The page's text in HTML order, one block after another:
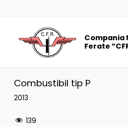
Compania
Ferate
Combustibil tip P
2013
139